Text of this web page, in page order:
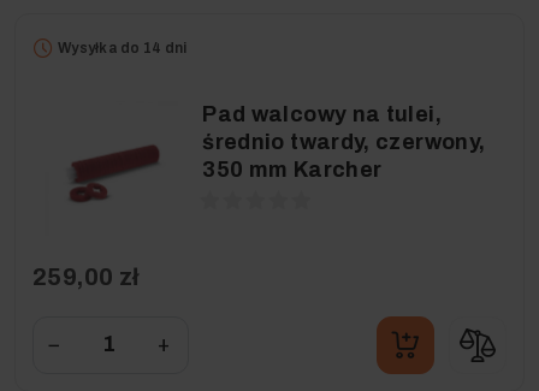
Wysyłka do 14 dni
Pad walcowy na tulei,
średnio twardy, czerwony,
350 mm Karcher
259,00 zł
− +